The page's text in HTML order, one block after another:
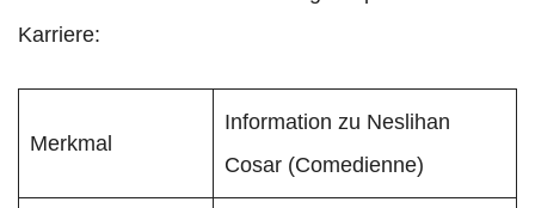
Karriere:
Merkmal
Information zu Neslihan
Cosar (Comedienne)